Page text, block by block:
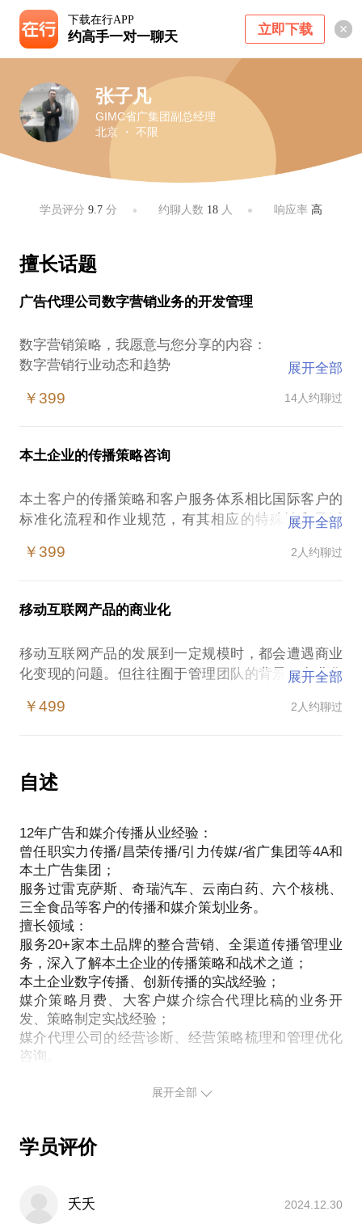
下载在行APP
约高手一对一聊天 立即下载
张子凡
GIMC省广集团副总经理
北京 ・ 不限
学员评分9.7 分 约聊人数 18人 响应率 高
擅长话题
广告代理公司数字营销业务的开发管理
数字营销策略，我愿意与您分享的内容：
数字营销行业动态和趋势
数字营销策略的发想与落地
数字业务的项目管理、实施经验
以上条目未涵盖到的有关数字营销的一切……
竟一小时的谈话只能解决一个小问题。请把你的问题
提前发给我，方便我做更精确的准备，提升见面效
展开全部
￥399 14人约聊过
本土企业的传播策略咨询
本土客户的传播策略和客户服务体系相比国际客户的
标准化流程和作业规范，有其相应的特殊性和灵活
统化服务体系和流程、提升客户粘性和服务质量，一
在这样的情况下，媒介代理公司从业人员容易遭遇：
局限于公司和平台视野，思路跑偏；
我在曾在4A和TOP5的几家本土代理公司负责传播策
划和大客户服务工作，深入服务多个行业领军品牌的
传播业务。
和差异点；
本土品牌广告代理生态圈解读（行业品牌格局/广告公
司格局/一线公司的经营策略和竞争优势分析）；
本土企业传播和媒介策略方法论和案例解析；
本土企业广告业务开发/预算挖掘实战经验。
PS.在选择与我见面前，请把你的问题更具体化。毕
竟一小时的谈话只能解决一个小问题。请把你的问题
提前发给我，方便我做更精确的准备，提升见面效
展开全部
￥399 2人约聊过
移动互联网产品的商业化
移动互联网产品的发展到一定规模时，都会遭遇商业
化变现的问题。但往往囿于管理团队的背景、商业化
够成功迈出商业化第一步的产品很少。我曾参与多个
移动互联网产品商业化前景分析
制定移动互联网产品商业化模式和策略
直客和代理公司推广经验
商业化营销团队的搭建和管理
展开全部
￥499 2人约聊过
自述
12年广告和媒介传播从业经验：
曾任职实力传播/昌荣传播/引力传媒/省广集团等4A和
本土广告集团；
服务过雷克萨斯、奇瑞汽车、云南白药、六个核桃、
三全食品等客户的传播和媒介策划业务。
擅长领域：
服务20+家本土品牌的整合营销、全渠道传播管理业
务，深入了解本土企业的传播策略和战术之道；
本土企业数字传播、创新传播的实战经验；
媒介策略月费、大客户媒介综合代理比稿的业务开
发、策略制定实战经验；
媒介代理公司的经营诊断、经营策略梳理和管理优化
展开全部
学员评价
夭夭 2024.12.30